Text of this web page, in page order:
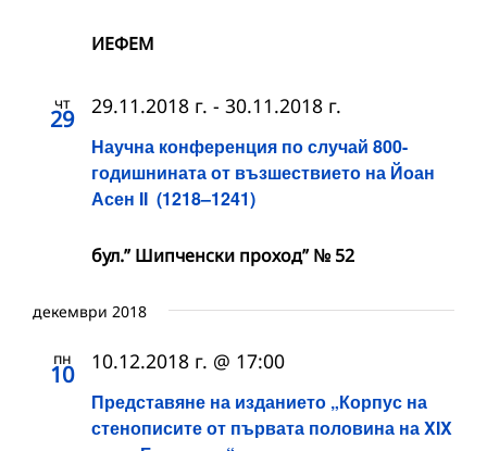
ИЕФЕМ
чт
29
Научна конференция по случай 800-
годишнината от възшествието на Йоан
Асен II (1218–1241)
29.11.2018 г. - 30.11.2018 г.
бул.” Шипченски проход” № 52
декември 2018
пн
10
Представяне на изданието „Корпус на
стенописите от първата половина на XIX
10.12.2018 г. @ 17:00